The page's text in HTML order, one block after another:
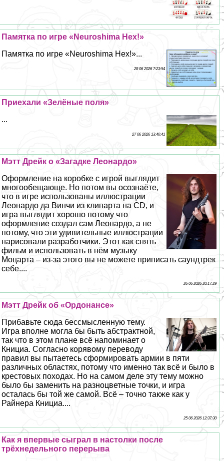
Памятка по игре «Neuroshima Hex!»
Памятка по игре «Neuroshima Hex!»...
28 06 2026 7:23:54
Приехали «Зелёные поля»
...
27 06 2026 13:40:41
Мэтт Дрейк о «Загадке Леонардо»
Оформление на коробке с игрой выглядит
многообещающе. Но потом вы осознаёте,
что в игре использованы иллюстрации
Леонардо да Винчи из клипарта на CD, и
игра выглядит хорошо потому что
оформление создал сам Леонардо, а не
потому, что эти удивительные иллюстрации
нарисовали разработчики. Этот как снять
фильм и использовать в нём музыку
Моцарта – из-за этого вы не можете приписать саундтрек
себе....
26 06 2026 20:17:29
Мэтт Дрейк об «Ордонансе»
Прибавьте сюда бессмысленную тему.
Игра вполне могла бы быть абстpaктной,
так что в этом плане всё напоминает о
Книциа. Согласно корявому переводу
правил вы пытаетесь сформировать армии в пяти
различных областях, потому что именно так всё и было в
крестовых походах. Но на самом деле эту тему можно
было бы заменить на разноцветные точки, и игра
осталась бы той же самой. Всё – точно также как у
Райнера Книциа....
25 06 2026 12:37:30
Как я впервые сыграл в настолки после
трёхнедельного перерыва